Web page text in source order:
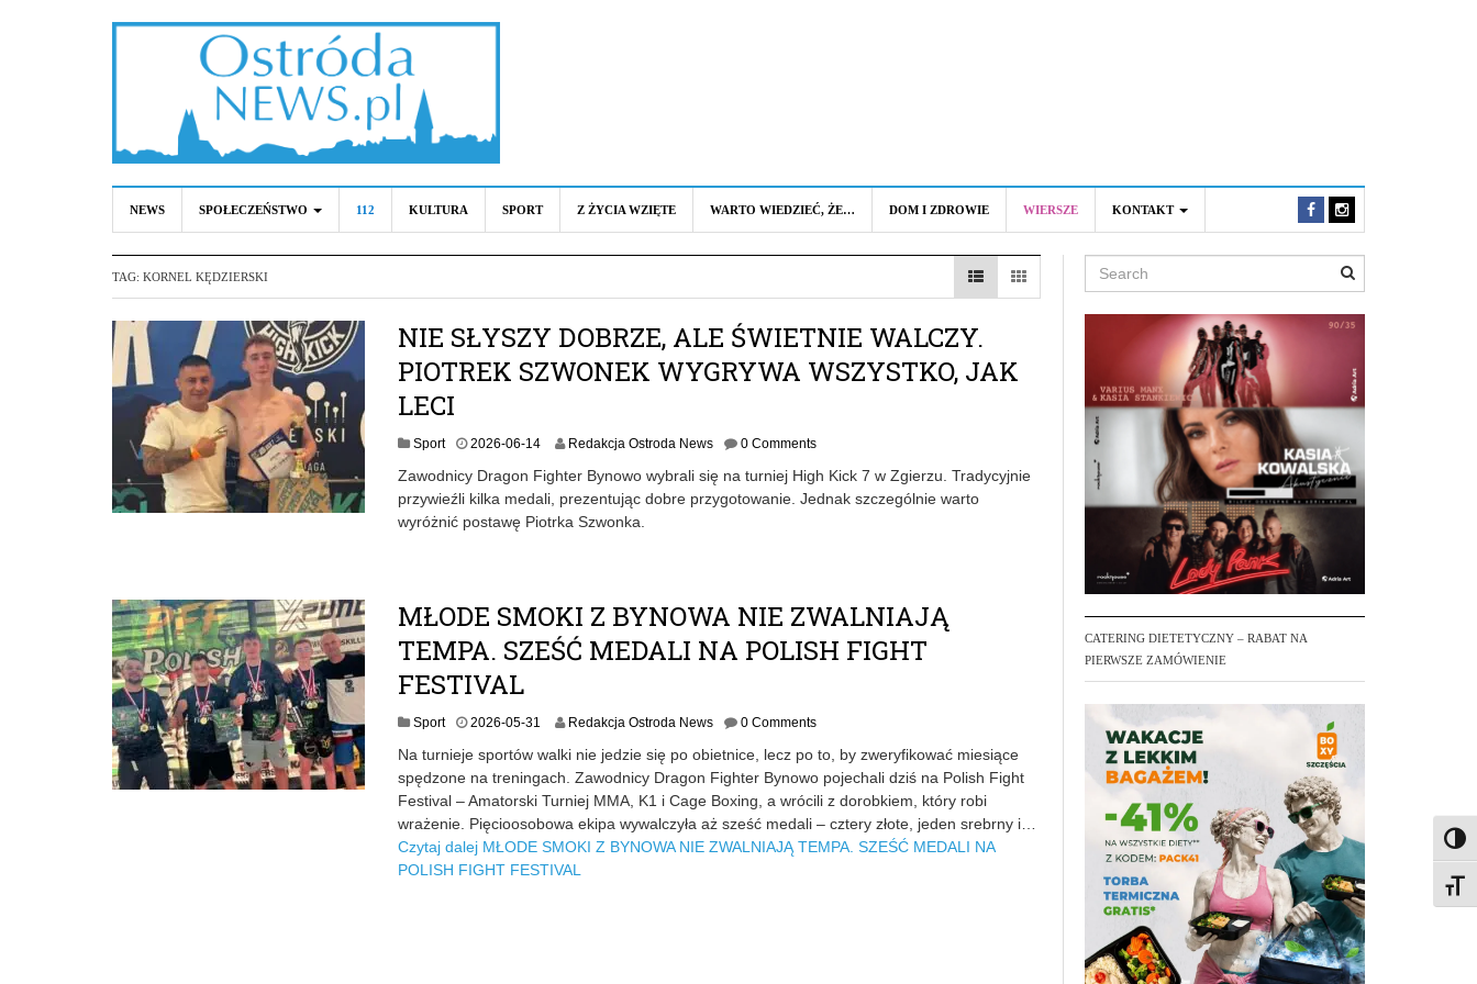
NEWS SPOŁECZEŃSTWO 112 KULTURA SPORT Z ŻYCIA WZIĘTE WARTO WIEDZIEĆ, ŻE… DOM I ZDROWIE WIERSZE KONTAKT
TAG: KORNEL KĘDZIERSKI
NIE SŁYSZY DOBRZE, ALE ŚWIETNIE WALCZY.
PIOTREK SZWONEK WYGRYWA WSZYSTKO, JAK
LECI
Sport 2026-06-142
2
6
-
4
Redakcja Ostroda News 0 Comments
Zawodnicy Dragon Fighter Bynowo wybrali się na turniej High Kick 7 w Zgierzu. Tradycyjnie
przywieźli kilka medali, prezentując dobre przygotowanie. Jednak szczególnie warto
wyróżnić postawę Piotrka Szwonka.
MŁODE SMOKI Z BYNOWA NIE ZWALNIAJĄ
TEMPA. SZEŚĆ MEDALI NA POLISH FIGHT
FESTIVAL
Sport 2026-05-31
2
6
-
0
5
3
Redakcja Ostroda News 0 Comments
Na turnieje sportów walki nie jedzie się po obietnice, lecz po to, by zweryfikować miesiące
spędzone na treningach. Zawodnicy Dragon Fighter Bynowo pojechali dziś na Polish Fight
Festival – Amatorski Turniej MMA, K1 i Cage Boxing, a wrócili z dorobkiem, który robi
wrażenie. Pięcioosobowa ekipa wywalczyła aż sześć medali – cztery złote, jeden srebrny i…
Czytaj dalej MŁODE SMOKI Z BYNOWA NIE ZWALNIAJĄ TEMPA. SZEŚĆ MEDALI NA
POLISH FIGHT FESTIVAL
Search
CATERING DIETETYCZNY – RABAT NA
PIERWSZE ZAMÓWIENIE